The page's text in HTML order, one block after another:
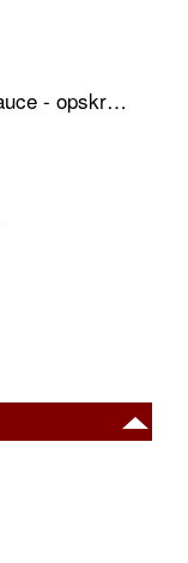
Andesteg med æbler, svesker og sauce - opskrift også til jul